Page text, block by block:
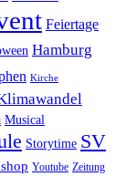
Feiertage
Hamburg
Kirche
Musical
Storytime SV
Youtube Zeitung